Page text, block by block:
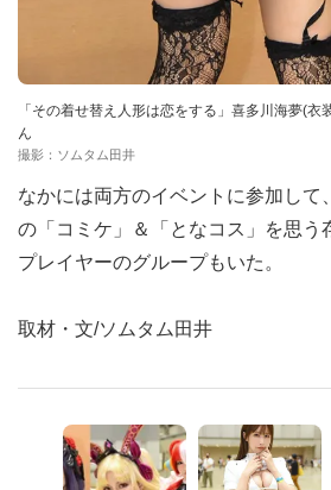
「その着せ替え人形は恋をする」喜多川海夢(衣
ん
撮影：ソムタム田井
なかには両方のイベントに参加して
の「コミケ」＆「となコス」を思う
プレイヤーのグループもいた。
取材・文/ソムタム田井